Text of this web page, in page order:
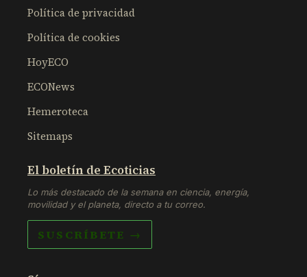
Política de privacidad
Política de cookies
HoyECO
ECONews
Hemeroteca
Sitemaps
El boletín de Ecoticias
Lo más destacado de la semana en ciencia, energía,
movilidad y el planeta, directo a tu correo.
SUSCRÍBETE →